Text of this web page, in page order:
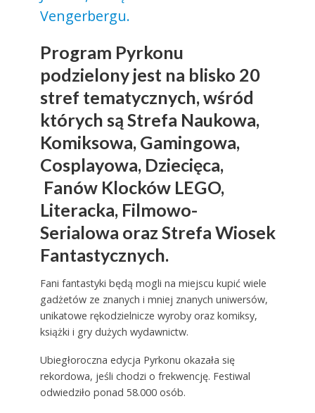
Vengerbergu.
Program Pyrkonu
podzielony jest na blisko 20
stref tematycznych, wśród
których są Strefa Naukowa,
Komiksowa, Gamingowa,
Cosplayowa, Dziecięca,
Fanów Klocków LEGO,
Literacka, Filmowo-
Serialowa oraz Strefa Wiosek
Fantastycznych.
Fani fantastyki będą mogli na miejscu kupić wiele
gadżetów ze znanych i mniej znanych uniwersów,
unikatowe rękodzielnicze wyroby oraz komiksy,
książki i gry dużych wydawnictw.
Ubiegłoroczna edycja Pyrkonu okazała się
rekordowa, jeśli chodzi o frekwencję. Festiwal
odwiedziło ponad 58.000 osób.